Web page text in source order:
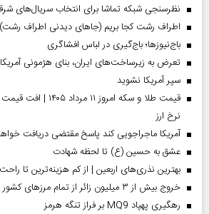
نظرسنجی شبکه تماشا برای انتخاب سریال‌های
اطراف رشت کجا بریم (جاهای دیدنی اطراف رشت)
باج‌نیوزها؛ باج‌گیری در لباس افشاگری
تعرض به زیرساخت‌های ایران، بنای هژمونی
سپر آمریکا نشوید
قیمت طلا و سکه امروز
نرخ ارز
آمریکا ماجراجویی کند پاسخ مقتضی دریافت
عشق به حسین (ع) تا لحظه شهادت
بهترین نذری‌های اربعین | از کم هزینه‌ترین تا
خروج بیش از ۳ میلیون زائر از تمام مرز‌های کشور
رهگیری پهپاد MQ9 بر فراز تنگه هرمز